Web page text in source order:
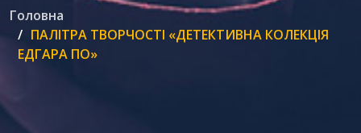
Головна
ПАЛІТРА ТВОРЧОСТІ «ДЕТЕКТИВНА КОЛЕКЦІЯ
ЕДГАРА ПО»